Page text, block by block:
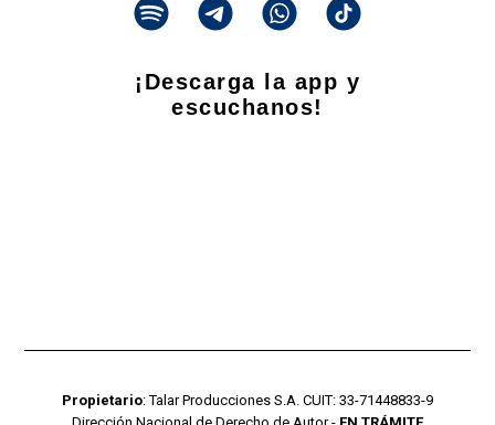
¡Descarga la app y
escuchanos!
Propietario: Talar Producciones S.A. CUIT: 33-71448833-9